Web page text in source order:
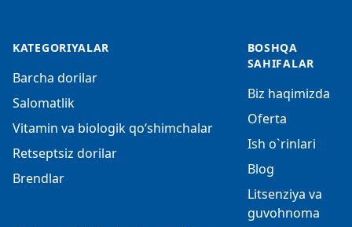
KATEGORIYALAR
Barcha dorilar
Salomatlik
Vitamin va biologik qo‘shimchalar
Retseptsiz dorilar
Brendlar
BOSHQA
SAHIFALAR
Biz haqimizda
Oferta
Ish o`rinlari
Blog
Litsenziya va
guvohnoma